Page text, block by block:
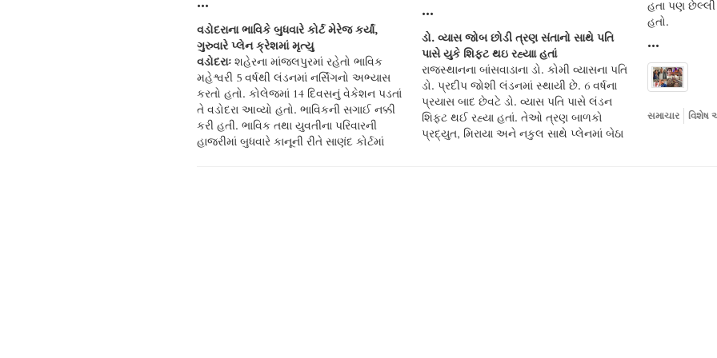
•••
વડોદરાના ભાવિકે બુધવારે કોર્ટ મેરેજ કર્યાં,
ગુરુવારે પ્લેન ક્રેશમાં મૃત્યુ
વડોદરાઃ શહેરના માંજલપુરમાં રહેતો ભાવિક
મહેશ્વરી 5 વર્ષથી લંડનમાં નર્સિંગનો અભ્યાસ
કરતો હતો. કોલેજમાં 14 દિવસનું વેકેશન પડતાં
તે વડોદરા આવ્યો હતો. ભાવિકની સગાઈ નક્કી
કરી હતી. ભાવિક તથા યુવતીના પરિવારની
હાજરીમાં બુધવારે કાનૂની રીતે સાણંદ કોર્ટમાં
•••
ડો. વ્યાસ જોબ છોડી ત્રણ સંતાનો સાથે પતિ
પાસે યુકે શિફ્ટ થઇ રહ્યાા હતાં
રાજસ્થાનના બાંસવાડાના ડો. કોમી વ્યાસના પતિ
ડો. પ્રદીપ જોશી લંડનમાં સ્થાયી છે. 6 વર્ષના
પ્રયાસ બાદ છેવટે ડો. વ્યાસ પતિ પાસે લંડન
શિફ્ટ થઈ રહ્યા હતાં. તેઓ ત્રણ બાળકો
પ્રદ્યુત, મિરાયા અને નકુલ સાથે પ્લેનમાં બેઠા
હતા પણ
હતો.
•••
સમાચાર વિશેષ